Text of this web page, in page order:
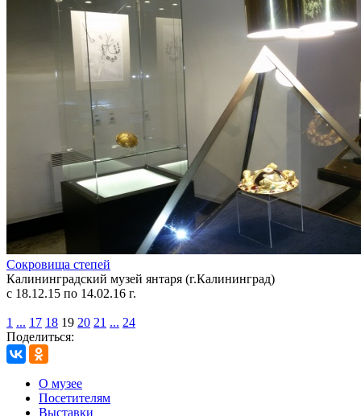
Сокровища степей
Калининградский музей янтаря (г.Калининград)
с 18.12.15 по 14.02.16 г.
1 ... 17 18 19 20 21 ... 24
Поделиться:
О музее
Посетителям
Выставки